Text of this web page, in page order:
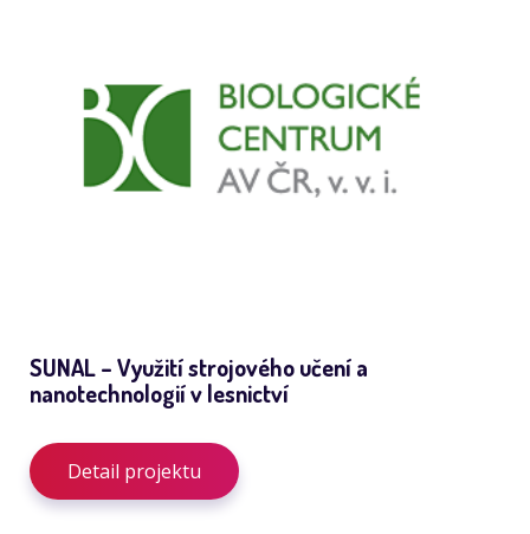
SUNAL – Využití strojového učení a
nanotechnologií v lesnictví
Detail projektu